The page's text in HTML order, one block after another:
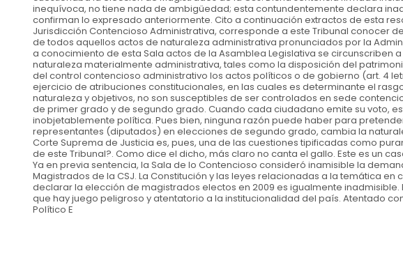
inequívoca, no tiene nada de ambigüedad; esta contundentemente declara
confirman lo expresado anteriormente. Cito a continuación extractos de esta
Jurisdicción Contencioso Administrativa, corresponde a este Tribunal conocer
de todos aquellos actos de naturaleza administrativa pronunciados por la
a conocimiento de esta Sala actos de la Asamblea Legislativa se circunscriben
naturaleza materialmente administrativa, tales como la disposición del
del control contencioso administrativo los actos políticos o de gobierno (art. 4
ejercicio de atribuciones constitucionales, en las cuales es determinante el
naturaleza y objetivos, no son susceptibles de ser controlados en sede
de primer grado y de segundo grado. Cuando cada ciudadano emite su voto,
inobjetablemente política. Pues bien, ninguna razón puede haber para
representantes (diputados) en elecciones de segundo grado, cambia la
Corte Suprema de Justicia es, pues, una de las cuestiones tipificadas como
de este Tribunal?. Como dice el dicho, más claro no canta el gallo. Este es un
Ya en previa sentencia, la Sala de lo Contencioso consideró inamisible la
Magistrados de la CSJ. La Constitución y las leyes relacionadas a la temática
declarar la elección de magistrados electos en 2009 es igualmente
que hay juego peligroso y atentatorio a la institucionalidad del país. Atentado
Político E